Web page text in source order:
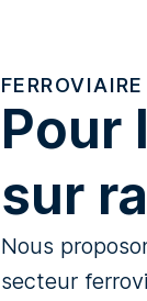
FERROVIAIRE
Pour
sur
Nous
secteur